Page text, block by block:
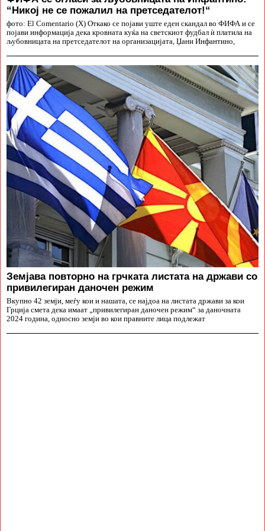
“Никој не се пожалил на претседателот!“
фото: El Comentario (X) Откако се појави уште еден скандал во ФИФА и се
појави информација дека кровната куќа на светскиот фудбал ѝ платила на
љубовницата на претседателот на организацијата, Џани Инфантино,
Земјава повторно на грчката листата на држави со
привилегиран даночен режим
Вкупно 42 земји, меѓу кои и нашата, се најдоа на листата држави за кои
Грција смета дека имаат „привилегиран даночен режим“ за даночната
2024 година, односно земји во кои правните лица подлежат